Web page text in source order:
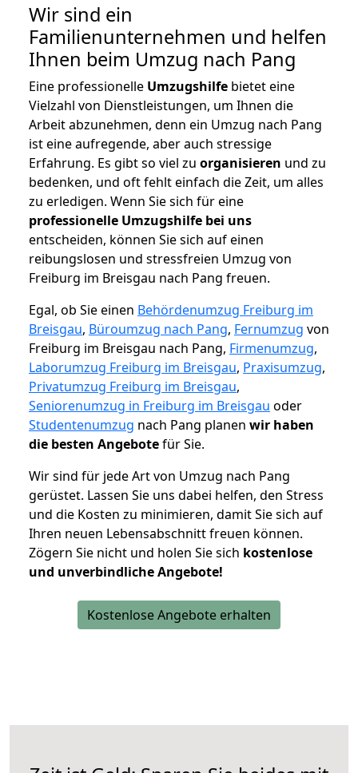
Wir sind ein
Familienunternehmen und helfen
Ihnen beim Umzug nach Pang
Eine professionelle Umzugshilfe bietet eine
Vielzahl von Dienstleistungen, um Ihnen die
Arbeit abzunehmen, denn ein Umzug nach Pang
ist eine aufregende, aber auch stressige
Erfahrung. Es gibt so viel zu organisieren und zu
bedenken, und oft fehlt einfach die Zeit, um alles
zu erledigen. Wenn Sie sich für eine
professionelle Umzugshilfe bei uns
entscheiden, können Sie sich auf einen
reibungslosen und stressfreien Umzug von
Freiburg im Breisgau nach Pang freuen.
Egal, ob Sie einen Behördenumzug Freiburg im
Breisgau, Büroumzug nach Pang, Fernumzug von
Freiburg im Breisgau nach Pang, Firmenumzug,
Laborumzug Freiburg im Breisgau, Praxisumzug,
Privatumzug Freiburg im Breisgau,
Seniorenumzug in Freiburg im Breisgau oder
Studentenumzug nach Pang planen wir haben
die besten Angebotefür Sie.
Wir sind für jede Art von Umzug nach Pang
gerüstet. Lassen Sie uns dabei helfen, den Stress
und die Kosten zu minimieren, damit Sie sich auf
Ihren neuen Lebensabschnitt freuen können.
Zögern Sie nicht und holen Sie sich kostenlose
und unverbindliche Angebote!
Kostenlose Angebote erhalten